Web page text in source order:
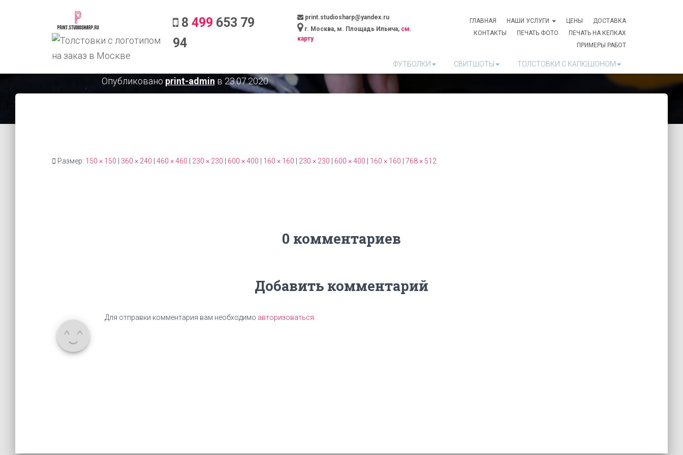
8499 653 79
94
print.studiosharp@yandex.ru
г. Москва, м. Площадь Ильича, см.
карту
ТОЛСТОВКИ С КАПЮШОНОМ
СВИТШОТЫ
ФУТБОЛКИ
ГЛАВНАЯ НАШИ УСЛУГИ ЦЕНЫ
ДОСТАВКА
КОНТАКТЫ
ПЕЧАТЬ ФОТО
ПЕЧАТЬ НА КЕПКАХ
ПРИМЕРЫ РАБОТ
pechat-na-odejde-5
Опубликовано print-admin в 23.07.2020
Размер: 150 × 150 360 × 240 460 × 460 230 × 230 600 × 400 160 × 160 230 × 230 600 × 400 160 × 160 768 × 512
0 комментариев
Добавить комментарий
Для отправки комментария вам необходимо авторизоваться